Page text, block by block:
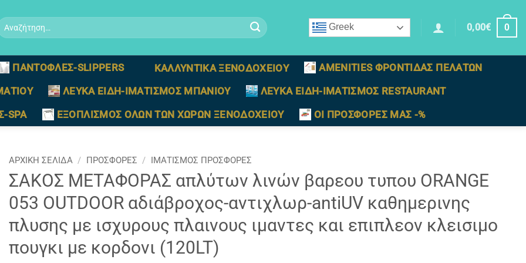
Greek 0,00€ 0
ΠΑΝΤΟΦΛΕΣ-SLIPPERS ΚΑΛΛΥΝΤΙΚΑ ΞΕΝΟΔΟΧΕΙΟΥ
AMENITIES ΦΡΟΝΤΙΔΑΣ ΠΕΛΑΤΩΝ
ΛΕΥΚΑ ΕΙΔΗ-ΙΜΑΤΙΣΜΟΣ ΜΠΑΝΙΟΥ
ΛΕΥΚΑ ΕΙΔΗ-ΙΜΑΤΙΣΜΟΣ RESTAURANT
SPA
ΕΞΟΠΛΙΣΜΟΣ ΟΛΩΝ ΤΩΝ ΧΩΡΩΝ ΞΕΝΟΔΟΧΕΙΟΥ ΟΙ ΠΡΟΣΦΟΡΕΣ ΜΑΣ -%
ΑΡΧΙΚΉ ΣΕΛΊΔΑ / ΠΡΟΣΦΟΡΕΣ / ΙΜΑΤΙΣΜΟΣ ΠΡΟΣΦΟΡΕΣ
ΣΑΚΟΣ ΜΕΤΑΦΟΡΑΣ απλύτων λινών βαρεου τυπου ORANGE
053 OUTDOOR αδιάβροχος-αντιχλωρ-antiUV καθημερινης
πλυσης με ισχυρους πλαινους ιμαντες και επιπλεον κλεισιμο
πουγκι με κορδονι (120LT)